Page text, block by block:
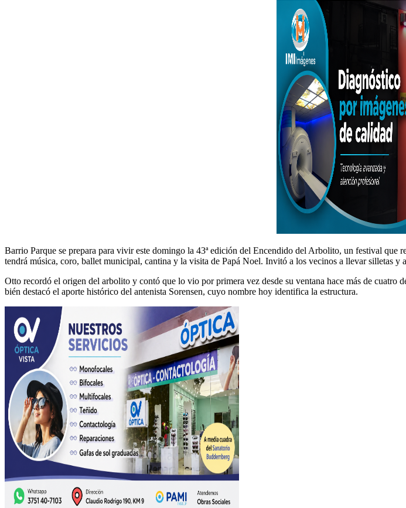
Bar­rio Par­que se prepara para vivir este domin­go la 43ª edi­ción del Encen­di­do del Arboli­to, un fes­ti­val
ten­drá músi­ca, coro, bal­let munic­i­pal, can­ti­na y la visi­ta de Papá Noel. Invitó a los veci­nos a lle­var sil­letas y
Otto recordó el ori­gen del arboli­to y con­tó que lo vio por primera vez des­de su ven­tana hace más de
bién destacó el aporte históri­co del antenista Sorensen, cuyo nom­bre hoy iden­ti­fi­ca la estruc­tura.